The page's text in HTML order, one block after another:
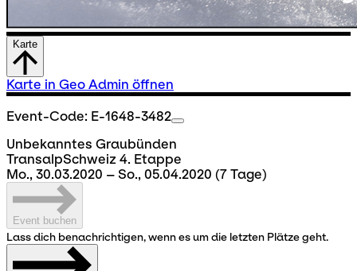
Karte
Karte in Geo Admin öffnen
Event-Code: E-1648-3482
Unbekanntes Graubünden
TransalpSchweiz 4. Etappe
Mo., 30.03.2020 – So., 05.04.2020 (7 Tage)
Event buchen
Lass dich benachrichtigen, wenn es um die letzten Plätze geht.